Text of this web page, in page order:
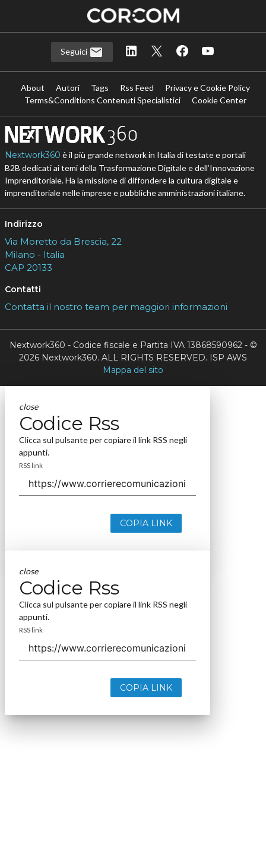
Seguici
About Autori Tags Rss Feed
Privacy e Cookie Policy
Terms&Conditions Contenuti Specialistici
Cookie Center
Nextwork360 è il più grande network in Italia di testate e portali
B2B dedicati ai temi della Trasformazione Digitale e dell’Innovazione
Imprenditoriale. Ha la missione di diffondere la cultura digitale e
imprenditoriale nelle imprese e pubbliche amministrazioni italiane.
Indirizzo
Via Moretto da Brescia, 22
Milano - Italia
CAP 20133
Contatti
Contatta il nostro team per maggiori informazioni
Nextwork360 - Codice fiscale e Partita IVA 13868590962 - ©
2026 Nextwork360. ALL RIGHTS RESERVED. ISP AWS
Mappa del sito
close
Codice Rss
Clicca sul pulsante per copiare il link RSS negli
appunti.
RSS link
COPIA LINK
close
Codice Rss
Clicca sul pulsante per copiare il link RSS negli
appunti.
RSS link
COPIA LINK